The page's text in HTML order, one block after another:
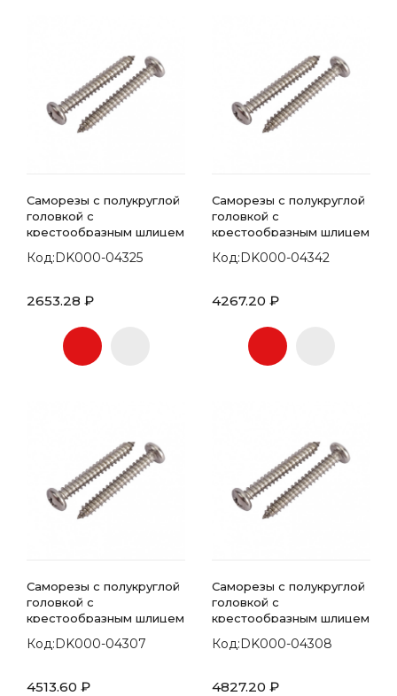
Саморезы с полукруглой
головкой с
крестообразным шлицем
Код:DK000-04325
2653.28 ₽
Саморезы с полукруглой
головкой с
крестообразным шлицем
Код:DK000-04342
4267.20 ₽
Саморезы с полукруглой
головкой с
крестообразным шлицем
Код:DK000-04307
4513.60 ₽
Саморезы с полукруглой
головкой с
крестообразным шлицем
Код:DK000-04308
4827.20 ₽